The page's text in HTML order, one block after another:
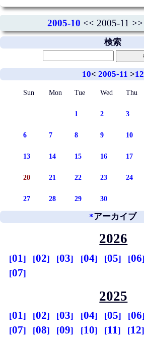
2005-10 << 2005-11 >>
検索
10< 2005-11 >12
Sun Mon Tue Wed Thu
1 2 3
6 7 8 9 10
13 14 15 16 17
20 21 22 23 24
27 28 29 30
*アーカイブ
2026
01 02 03 04 05
06
07
2025
01 02 03 04 05
06
07
08 09 10 11 12